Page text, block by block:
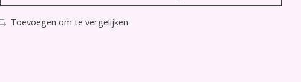
Toevoegen om te vergelijken